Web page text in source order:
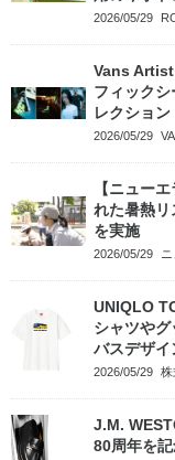
2026/05/29
Vans
フィック
レクション
2026/05/29
【ニュー
れた暑熱リ
を実施
2026/05/29
UNIQLO
シャツや
バスデザイ
2026/05/29 株
J.M.
80周年を